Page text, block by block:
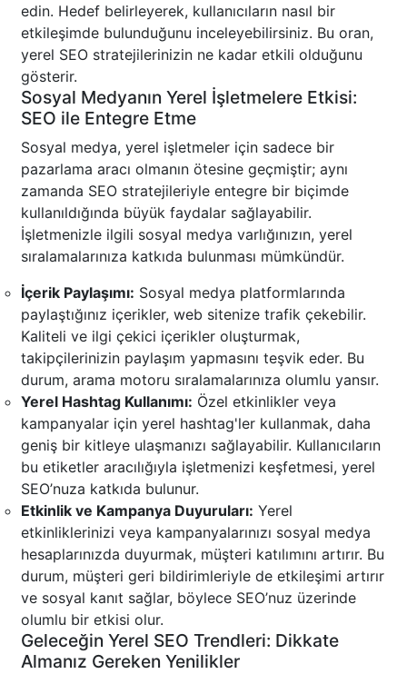
edin. Hedef belirleyerek, kullanıcıların nasıl bir
etkileşimde bulunduğunu inceleyebilirsiniz. Bu oran,
yerel SEO stratejilerinizin ne kadar etkili olduğunu
gösterir.
Sosyal Medyanın Yerel İşletmelere Etkisi:
SEO ile Entegre Etme
Sosyal medya, yerel işletmeler için sadece bir
pazarlama aracı olmanın ötesine geçmiştir; aynı
zamanda SEO stratejileriyle entegre bir biçimde
kullanıldığında büyük faydalar sağlayabilir.
İşletmenizle ilgili sosyal medya varlığınızın, yerel
sıralamalarınıza katkıda bulunması mümkündür.
İçerik Paylaşımı: Sosyal medya platformlarında
paylaştığınız içerikler, web sitenize trafik çekebilir.
Kaliteli ve ilgi çekici içerikler oluşturmak,
takipçilerinizin paylaşım yapmasını teşvik eder. Bu
durum, arama motoru sıralamalarınıza olumlu yansır.
Yerel Hashtag Kullanımı: Özel etkinlikler veya
kampanyalar için yerel hashtag'ler kullanmak, daha
geniş bir kitleye ulaşmanızı sağlayabilir. Kullanıcıların
bu etiketler aracılığıyla işletmenizi keşfetmesi, yerel
SEO’nuza katkıda bulunur.
Etkinlik ve Kampanya Duyuruları: Yerel
etkinliklerinizi veya kampanyalarınızı sosyal medya
hesaplarınızda duyurmak, müşteri katılımını artırır. Bu
durum, müşteri geri bildirimleriyle de etkileşimi artırır
ve sosyal kanıt sağlar, böylece SEO’nuz üzerinde
olumlu bir etkisi olur.
Geleceğin Yerel SEO Trendleri: Dikkate
Almanız Gereken Yenilikler